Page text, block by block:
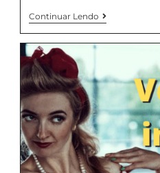
Continuar Lendo